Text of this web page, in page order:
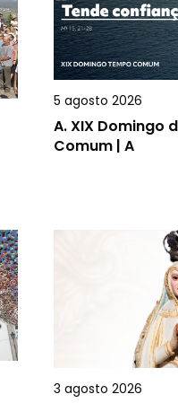
5 agosto 2026
A.XIX Domingo
Comum | A
3 agosto 2026